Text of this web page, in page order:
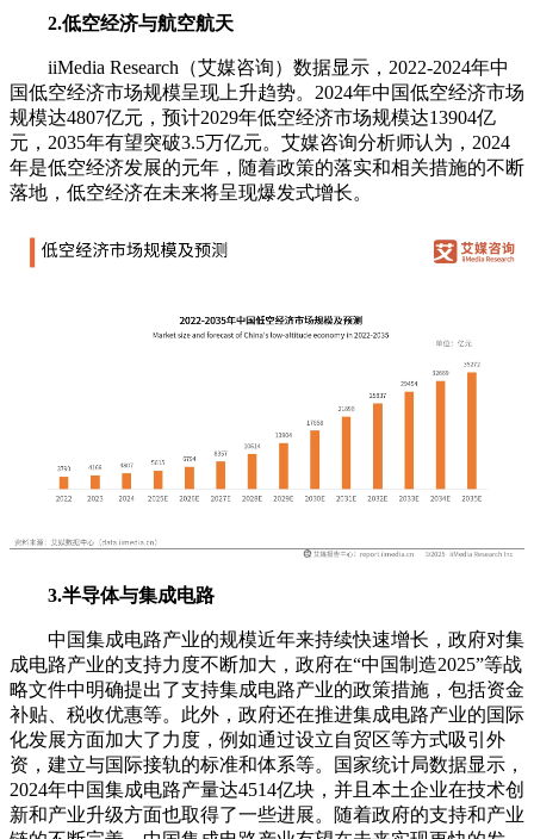
2.低空经济与航空航天
iiMedia Research（艾媒咨询）数据显示，2022-2024年中
国低空经济市场规模呈现上升趋势。2024年中国低空经济市场
规模达4807亿元，预计2029年低空经济市场规模达13904亿
元，2035年有望突破3.5万亿元。艾媒咨询分析师认为，2024
年是低空经济发展的元年，随着政策的落实和相关措施的不断
落地，低空经济在未来将呈现爆发式增长。
3.半导体与集成电路
中国集成电路产业的规模近年来持续快速增长，政府对集
成电路产业的支持力度不断加大，政府在“中国制造2025”等战
略文件中明确提出了支持集成电路产业的政策措施，包括资金
补贴、税收优惠等。此外，政府还在推进集成电路产业的国际
化发展方面加大了力度，例如通过设立自贸区等方式吸引外
资，建立与国际接轨的标准和体系等。国家统计局数据显示，
2024年中国集成电路产量达4514亿块，并且本土企业在技术创
新和产业升级方面也取得了一些进展。随着政府的支持和产业